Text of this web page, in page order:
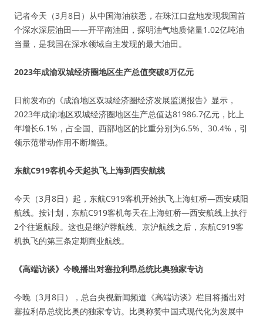
记者今天（3月8日）从中国海油获悉，在珠江口盆地发现我国首
个深水深层油田——开平南油田，探明油气地质储量1.02亿吨油
当量，是我国在深水领域自主发现的最大油田。
2023年成渝双城经济圈地区生产总值突破8万亿元
日前发布的《成渝地区双城经济圈经济发展监测报告》显示，
2023年成渝地区双城经济圈地区生产总值达81986.7亿元，比上
年增长6.1%，占全国、西部地区的比重分别为6.5%、30.4%，引
领示范带动作用不断增强。
东航C919客机今天起执飞上海到西安航线
今天（3月8日）起，东航C919客机开始执飞上海虹桥—西安咸阳
航线。按计划，东航C919客机每天在上海虹桥—西安航线上执行
2个往返航段。这也是继沪蓉航线、京沪航线之后，东航C919客
机执飞的第三条定期商业航线。
《高端访谈》今晚播出对塞拉利昂总统比奥独家专访
今晚（3月8日），总台央视新闻频道《高端访谈》栏目将播出对
塞拉利昂总统比奥的独家专访。比奥称赞中国式现代化为发展中